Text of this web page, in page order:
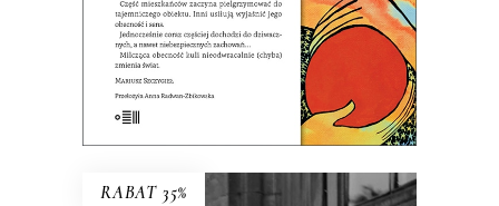
E-BOOK DO KOSZYKA
RABAT 35%